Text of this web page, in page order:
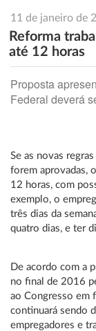
11 de janeiro de
Reforma
até 12 horas
Proposta
Federal deverá
Se as novas
forem aprovadas,
12 horas, com
exemplo, o
três dias da
quatro dias, e ter
De acordo com a
no final de 2016
ao Congresso em
continuará sendo
empregadores e